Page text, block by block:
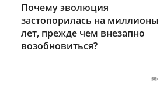
Почему эволюция
застопорилась на миллионы
лет, прежде чем внезапно
возобновиться?